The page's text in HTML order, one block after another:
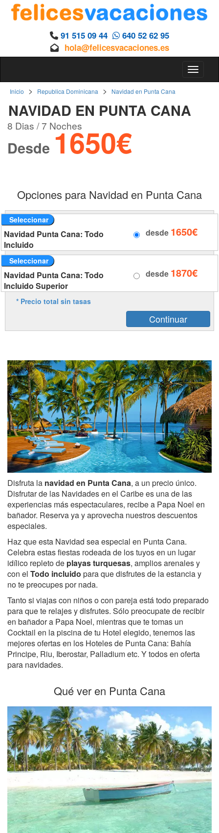
91 515 09 44
640 52 62 95
hola@felicesvacaciones.es
Inicio > Republica Dominicana > Navidad en Punta Cana
NAVIDAD EN PUNTA CANA
8 Dias / 7 Noches
Desde 1650€
Opciones para Navidad en Punta Cana
Seleccionar
Navidad Punta Cana: Todo
Incluido
desde 1650€
Seleccionar
Navidad Punta Cana: Todo
Incluido Superior
desde 1870€
* Precio total sin tasas
Disfruta la navidad en Punta Cana, a un precio único.
Disfrutar de las Navidades en el Caribe es una de las
experiencias más espectaculares, recibe a Papa Noel en
bañador. Reserva ya y aprovecha nuestros descuentos
especiales.
Haz que esta Navidad sea especial en Punta Cana.
Celebra estas fiestas rodeada de los tuyos en un lugar
idílico repleto de playas turquesas, amplios arenales y
con el Todo incluido para que disfrutes de la estancia y
no te preocupes por nada.
Tanto si viajas con niños o con pareja está todo preparado
para que te relajes y disfrutes. Sólo preocupate de recibir
en bañador a Papa Noel, mientras que te tomas un
Cocktail en la piscina de tu Hotel elegido, tenemos las
mejores ofertas en los Hoteles de Punta Cana: Bahía
Principe, Riu, Iberostar, Palladium etc. Y todos en oferta
para navidades.
Qué ver en Punta Cana